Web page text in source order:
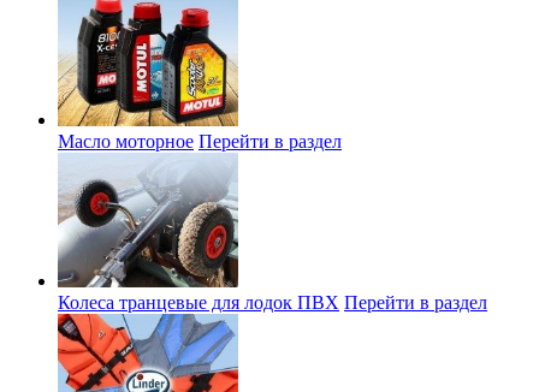
Масло моторное Перейти в раздел
Колеса транцевые для лодок ПВХ Перейти в раздел